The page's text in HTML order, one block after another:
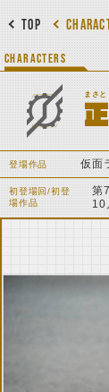
TOP
CHARACTERS
まさと
登場作品 仮面
初登場回/初登
場作品
第
10